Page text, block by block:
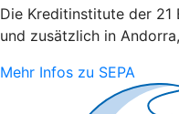
Die Kreditinstitute der 21
und zusätzlich in
Mehr Infos zu SEPA